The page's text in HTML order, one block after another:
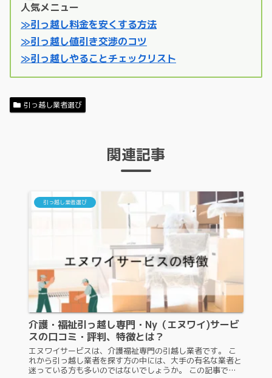
人気メニュー
≫引っ越し料金を安くする方法
≫引っ越し値引き交渉のコツ
≫引っ越しやることチェックリスト
引っ越し業者選び
関連記事
引っ越し業者選び
介護・福祉引っ越し専門・Ny（エヌワイ)サービ
スの口コミ・評判、特徴とは？
エヌワイサービスは、介護福祉専門の引越し業者です。 こ
れから引っ越し業者を探す方の中には、大手の有名な業者と
迷っている方も多いのではないでしょうか。 この記事で